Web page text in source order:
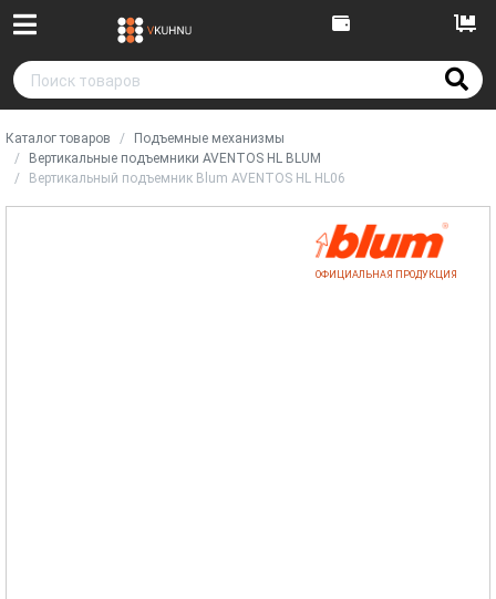
Каталог товаров
Подъемные механизмы
Вертикальные подъемники AVENTOS HL BLUM
Вертикальный подъемник Blum AVENTOS HL HL06
ОФИЦИАЛЬНАЯ ПРОДУКЦИЯ